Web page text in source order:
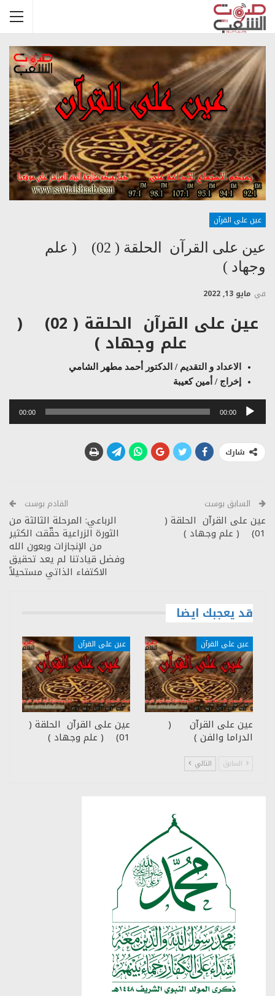
عين على القرآن
عين على القرآن الحلقة ( 02) ( علم
وجهاد )
في مايو 13, 2022
عين على القرآن الحلقة ( 02) (
علم وجهاد )
الاعداد و التقديم / الدكتور أحمد مطهر الشامي
إخراج / أمين كعيبة
مشغل
00:00
00:00
شارك
السابق بوست
عين على القرآن الحلقة (
01) ( علم وجهاد )
القادم بوست
الرباعي: المرحلة الثالثة من
الثورة الزراعية حقّقت الكثير
من الإنجازات وبعون الله
وفضل قيادتنا لم يعد تحقيق
الاكتفاء الذاتي مستحيلاً
قد يعجبك ايضا
عين على القرآن
عين على القرآن (
الدراما والفن )
عين على القرآن
عين على القرآن الحلقة (
01) ( علم وجهاد )
السابق التالي